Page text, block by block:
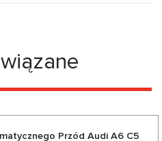
Przód Audi A6 C5